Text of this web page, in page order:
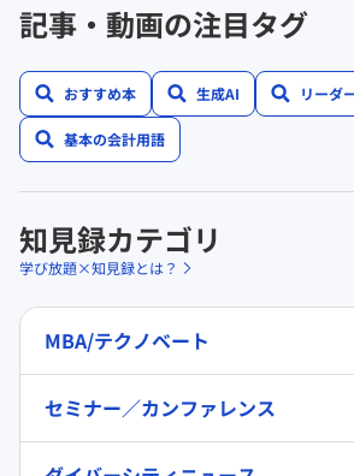
記事・動画の注目タグ
おすすめ本 生成AI リーダ
基本の会計用語
知見録カテゴリ
学び放題×知見録とは？
MBA/テクノベート
セミナー／カンファレンス